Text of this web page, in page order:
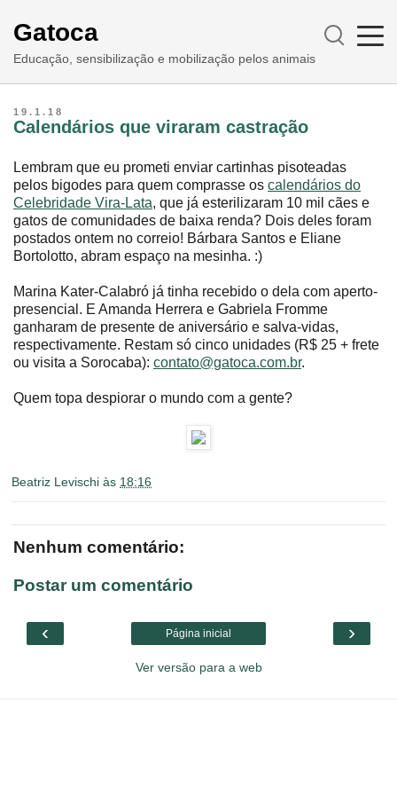
Gatoca
Educação, sensibilização e mobilização pelos animais
19.1.18
Calendários que viraram castração
Lembram que eu prometi enviar cartinhas pisoteadas
pelos bigodes para quem comprasse os calendários do
Celebridade Vira-Lata, que já esterilizaram 10 mil cães e
gatos de comunidades de baixa renda? Dois deles foram
postados ontem no correio! Bárbara Santos e Eliane
Bortolotto, abram espaço na mesinha. :)
Marina Kater-Calabró já tinha recebido o dela com aperto-
presencial. E Amanda Herrera e Gabriela Fromme
ganharam de presente de aniversário e salva-vidas,
respectivamente. Restam só cinco unidades (R$ 25 + frete
ou visita a Sorocaba): contato@gatoca.com.br.
Quem topa despiorar o mundo com a gente?
Beatriz Levischi às 18:16
Nenhum comentário:
Postar um comentário
‹ ›
Página inicial
Ver versão para a web